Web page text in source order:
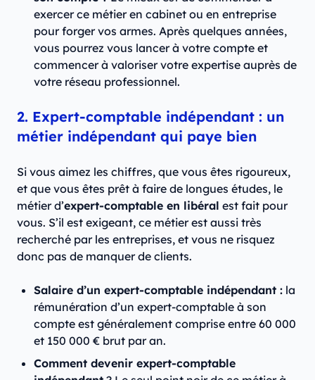
exercer ce métier en cabinet ou en entreprise
pour forger vos armes. Après quelques années,
vous pourrez vous lancer à votre compte et
commencer à valoriser votre expertise auprès de
votre réseau professionnel.
2. Expert-comptable indépendant : un
métier indépendant qui paye bien
Si vous aimez les chiffres, que vous êtes rigoureux,
et que vous êtes prêt à faire de longues études, le
métier d’expert-comptable en libéral est fait pour
vous. S’il est exigeant, ce métier est aussi très
recherché par les entreprises, et vous ne risquez
donc pas de manquer de clients.
Salaire d’un expert-comptable indépendant : la
rémunération d’un expert-comptable à son
compte est généralement comprise entre 60 000
et 150 000 € brut par an.
Comment devenir expert-comptable